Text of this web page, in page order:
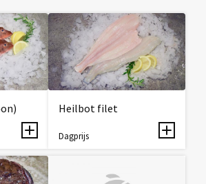
Heilbot filet
Dagprijs